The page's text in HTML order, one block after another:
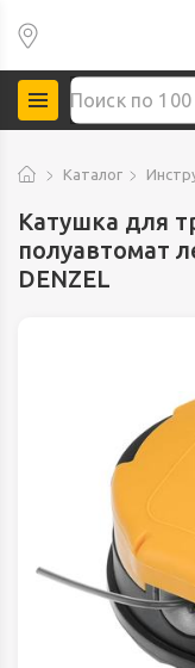
Каталог
Катушка для
полуавтомат
DENZEL